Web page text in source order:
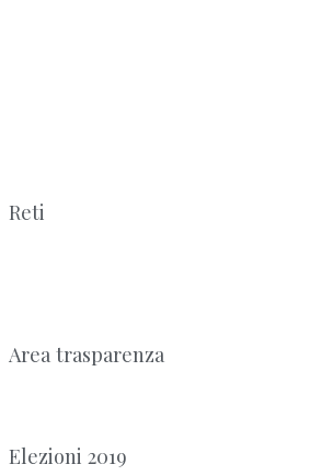
Reti
Area trasparenza
Elezioni 2019